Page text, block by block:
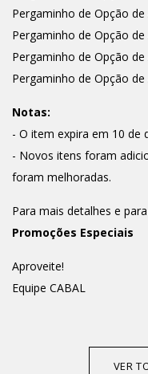
Pergaminho de Opção
Pergaminho de Opção
Pergaminho de Opção
Pergaminho de Opção
Notas:
- O item expira em 10 de
- Novos itens foram
foram melhoradas.
Para mais detalhes e
Promoções Especiais
Aproveite!
Equipe CABAL
VER